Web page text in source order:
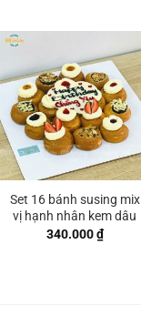
Set 16 bánh susing mix
vị hạnh nhân kem dâu
340.000₫